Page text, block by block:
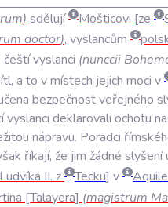
) sdělují Mošticovi ze
doctor), vyslancům
češtívyslanci (nunccii
, a to vmístech jejich moci v
bezpečnostveřejného
vyslanci deklarovali ochotu
nápravu. Poradci
říkají, že jim žádné slyšení
Ludvíka II. z Tecku v
Talayera (magistrum